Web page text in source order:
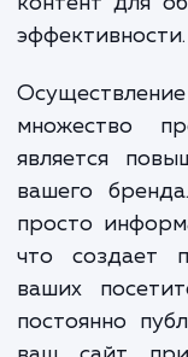
основанную
определяя
темы для
создает
контент,
стратегии.
после
адаптируем